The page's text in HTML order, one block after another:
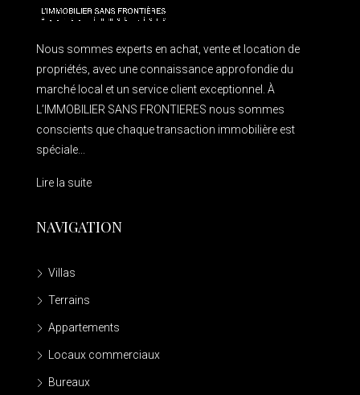
Nous sommes experts en achat, vente et location de
propriétés, avec une connaissance approfondie du
marché local et un service client exceptionnel. À
L’IMMOBILIER SANS FRONTIERES nous sommes
conscients que chaque transaction immobilière est
spéciale...
Lire la suite
NAVIGATION
Villas
Terrains
Appartements
Locaux commerciaux
Bureaux